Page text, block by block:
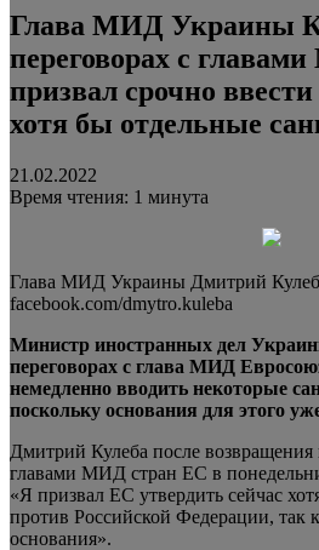
Глава МИД Украины
переговорах с
призвал срочно
хотя бы отдельные
21.02.2022
Время чтения: 1 минута
Глава МИД Украины Дмитрий
facebook.com/dmytro.kuleba
Министр иностранных дел
переговорах с глава МИД
немедленно вводить некоторые
поскольку основания для этого
Дмитрий Кулеба после возвращения
главами МИД стран ЕС в
«Я призвал ЕС утвердить сейчас
против Российской Федерации, так
основания».